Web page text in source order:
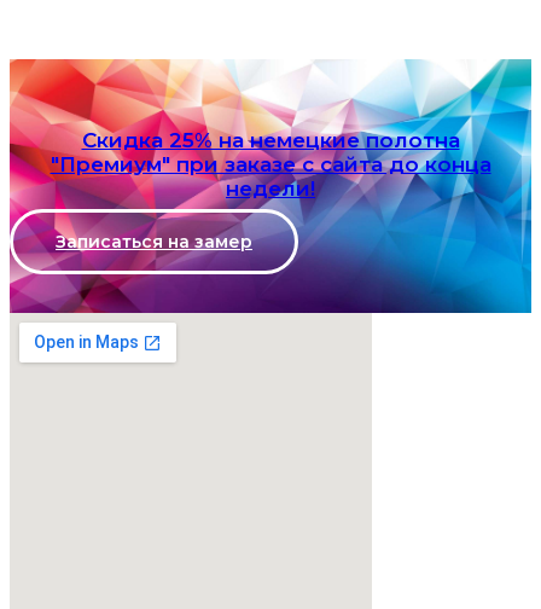
Скидка 25% на немецкие полотна
"Премиум" при заказе с сайта до конца
недели!
Записаться на замер